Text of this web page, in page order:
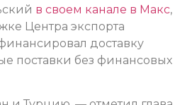
в своем канале в Макс,
Центра экспорта
доставку
поставки без финансовых